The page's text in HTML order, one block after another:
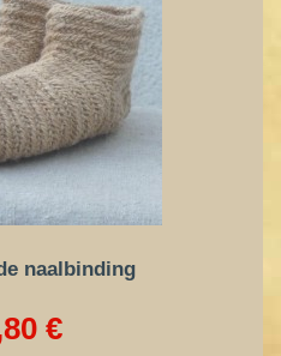
naalbinding
€